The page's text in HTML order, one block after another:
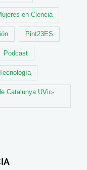
en Ciencia
Pint23ES
Podcast
Catalunya UVic-